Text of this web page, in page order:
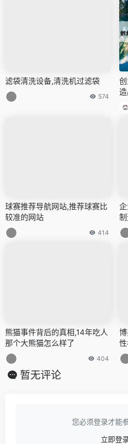
滤袋清洗设备,清洗机过滤袋
574
造
球赛推荐导航网站,推荐球赛比
较准的网站
414
熊猫事件背后的真相,14年吃人
那个大熊猫怎么样了
404
暂无评论
您必须登录才能
立即登